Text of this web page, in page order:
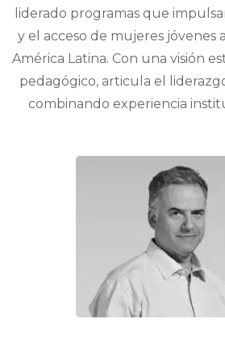
liderado programas que
y el acceso de mujeres jóvenes
América Latina. Con una visión
pedagógico, articula el
combinando experiencia